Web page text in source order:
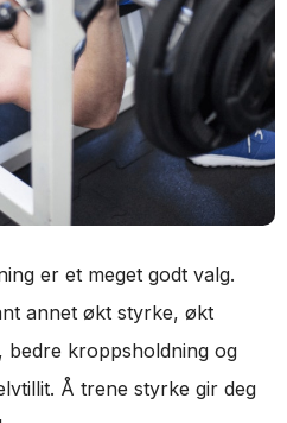
er et meget godt valg.
annet økt styrke, økt
bedre kroppsholdning og
Å trene styrke gir deg